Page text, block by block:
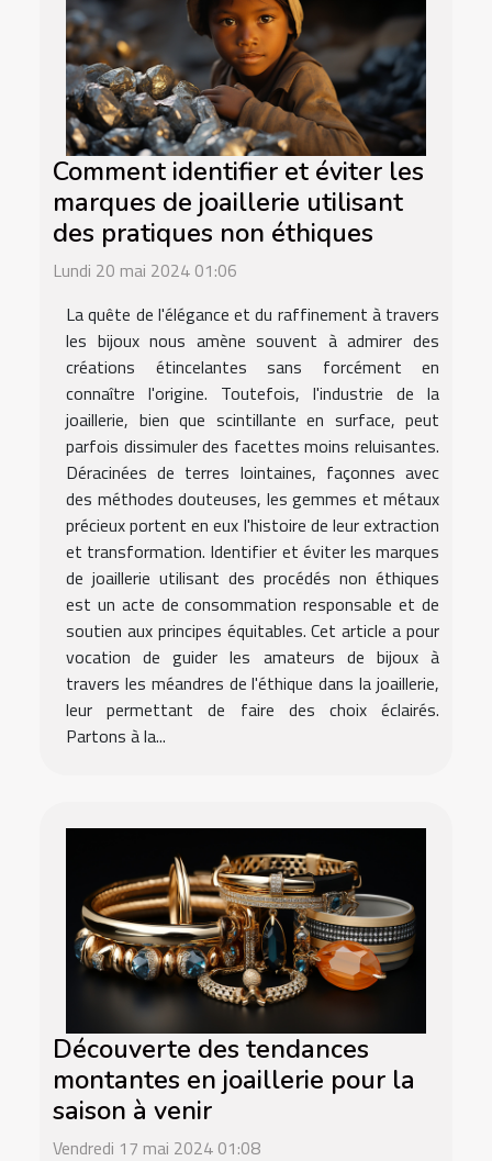
Comment identifier et éviter les
marques de joaillerie utilisant
des pratiques non éthiques
Lundi 20 mai 2024 01:06
La quête de l'élégance et du raffinement à travers
les bijoux nous amène souvent à admirer des
créations étincelantes sans forcément en
connaître l'origine. Toutefois, l'industrie de la
joaillerie, bien que scintillante en surface, peut
parfois dissimuler des facettes moins reluisantes.
Déracinées de terres lointaines, façonnes avec
des méthodes douteuses, les gemmes et métaux
précieux portent en eux l'histoire de leur extraction
et transformation. Identifier et éviter les marques
de joaillerie utilisant des procédés non éthiques
est un acte de consommation responsable et de
soutien aux principes équitables. Cet article a pour
vocation de guider les amateurs de bijoux à
travers les méandres de l'éthique dans la joaillerie,
leur permettant de faire des choix éclairés.
Partons à la...
Découverte des tendances
montantes en joaillerie pour la
saison à venir
Vendredi 17 mai 2024 01:08